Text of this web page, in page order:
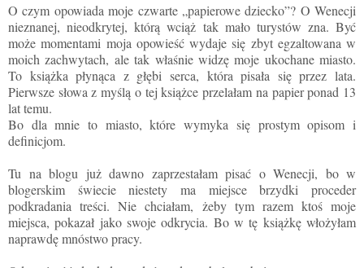
O czym opowiada moje czwarte „papierowe dziecko”? O Wenecji
nieznanej, nieodkrytej, którą wciąż tak mało turystów zna. Być
może momentami moja opowieść wydaje się zbyt egzaltowana w
moich zachwytach, ale tak właśnie widzę moje ukochane miasto.
To książka płynąca z głębi serca, która pisała się przez lata.
Pierwsze słowa z myślą o tej książce przelałam na papier ponad 13
lat temu.
Bo dla mnie to miasto, które wymyka się prostym opisom i
definicjom.
Tu na blogu już dawno zaprzestałam pisać o Wenecji, bo w
blogerskim świecie niestety ma miejsce brzydki proceder
podkradania treści. Nie chciałam, żeby tym razem ktoś moje
miejsca, pokazał jako swoje odkrycia. Bo w tę książkę włożyłam
naprawdę mnóstwo pracy.